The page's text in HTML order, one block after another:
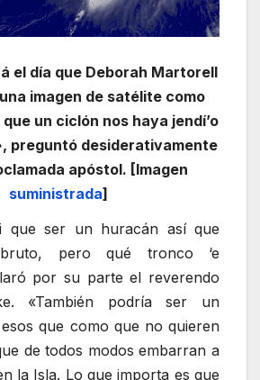
el día que Deborah Martorell
imagen de satélite como
un ciclón nos haya jendí’o
preguntó desiderativamente
apóstol. [Imagen
suministrada]
que ser un huracán así que
bruto, pero qué tronco ‘e
por su parte el reverendo
«También podría ser un
que como que no quieren
de todos modos embarran a
la Isla. Lo que importa es que